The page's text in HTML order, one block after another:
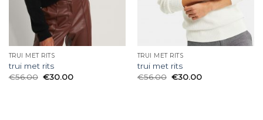
TRUI MET RITS
trui met rits
€56.00 €30.00
TRUI MET RITS
trui met rits
€56.00 €30.00